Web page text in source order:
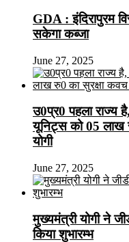
GDA : इंदिरापुरम
सकेगा कब्जा
June 27, 2025
उ0प्र0 पहला राज्य
यूनिट्स को 05 लाख
योगी
June 27, 2025
मुख्यमंत्री योगी ने
किया शुभारम्भ